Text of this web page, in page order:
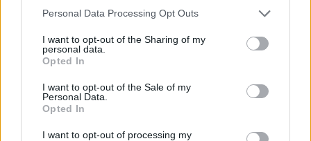
Please note that this website/app uses one or more Google
not limited to your visit or usage behaviour. You may click to
grant or deny consent to Google and its third-party tags to
use your data for below specified purposes in below Google
consent section.
Personal Data Processing Opt Outs
I want to opt-out of the Sharing of my
personal data.
Opted In
I want to opt-out of the Sale of my
Personal Data.
Opted In
I want to opt-out of processing my
딸기는 프리바이오틱스 역할도 합니다. 즉, 장내 유익균의
먹이가 된다는 뜻입니다. 건강한 장내 미생물 환경은 영양소
흡수를 돕고 딸기에 함유된 항산화 물질의 효능을 높여줍니
딸기는 유익균을 증식시켜 장 건강에 도움을 줍니다. 맛도
좋고 건강에도 여러 가지 이점이 있습니다. 식사에 딸기를
곁들이면 건강을 증진시키는 맛있고 건강한 방법이 될 수 있